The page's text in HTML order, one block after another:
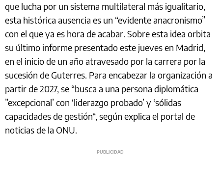
que lucha por un sistema multilateral más igualitario,
esta histórica ausencia es un “evidente anacronismo”
con el que ya es hora de acabar. Sobre esta idea orbita
su último informe presentado este jueves en Madrid,
en el inicio de un año atravesado por la carrera por la
sucesión de Guterres. Para encabezar la organización a
partir de 2027, se “busca a una persona diplomática
”excepcional’ con ‘liderazgo probado’ y ‘sólidas
capacidades de gestión“, según explica el portal de
noticias de la ONU.